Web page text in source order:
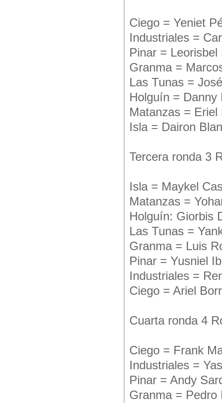
Ciego = Yeniet
Industriales =
Pinar =
Granma =
Las Tunas =
Holguín = Danny
Matanzas =
Isla = Dairon
Tercera ronda 3
Isla = Maykel
Matanzas =
Holguín: Giorbis
Las Tunas =
Granma = Luis
Pinar = Yusniel
Industriales =
Ciego = Ariel
Cuarta ronda 4
Ciego = Frank
Industriales =
Pinar = Andy
Granma = Pedro